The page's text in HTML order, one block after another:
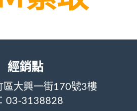
經銷點
區大興一街170號3樓
：03-3138828